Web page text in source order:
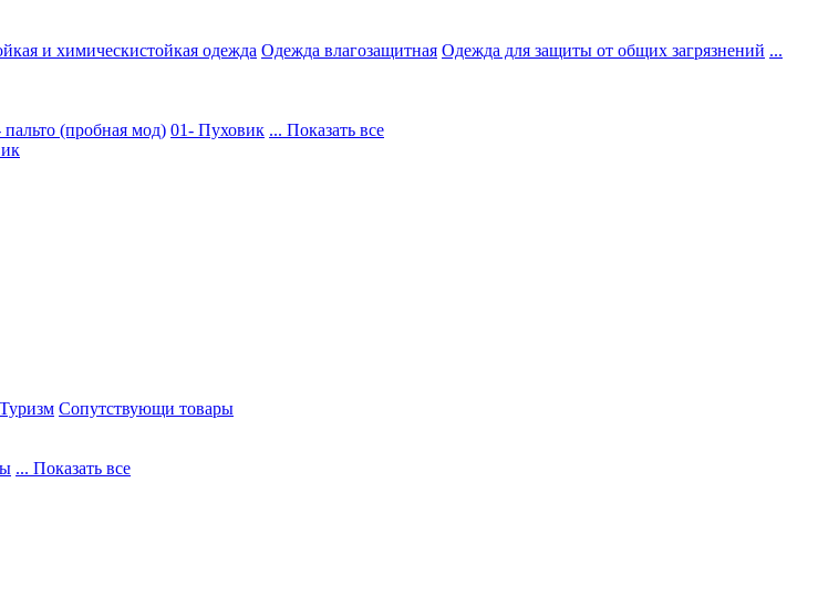
и химическистойкая одежда Одежда влагозащитная Одежда для защиты от общих загрязнений ...
пальто (пробная мод) 01- Пуховик ... Показать все
Сопутствующи товары
... Показать все